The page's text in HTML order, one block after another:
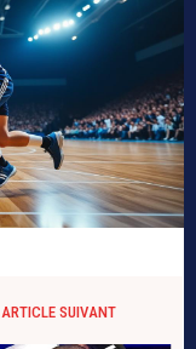
ARTICLE SUIVANT